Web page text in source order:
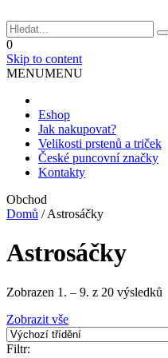
0
Skip to content
MENUMENU
Eshop
Jak nakupovat?
Velikosti prstenů a triček
České puncovní značky
Kontakty
Obchod
Domů /Astrosáčky
Astrosáčky
Zobrazen 1. – 9. z 20 výsledků
Zobrazit vše
Filtr: